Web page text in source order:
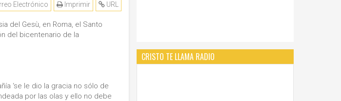
URL
Imprimir
Electrónico
del Gesù, en Roma, el Santo
del bicentenario de la
‘se le dio la gracia no sólo de
por las olas y ello no debe
CRISTO TE LLAMA RADIO